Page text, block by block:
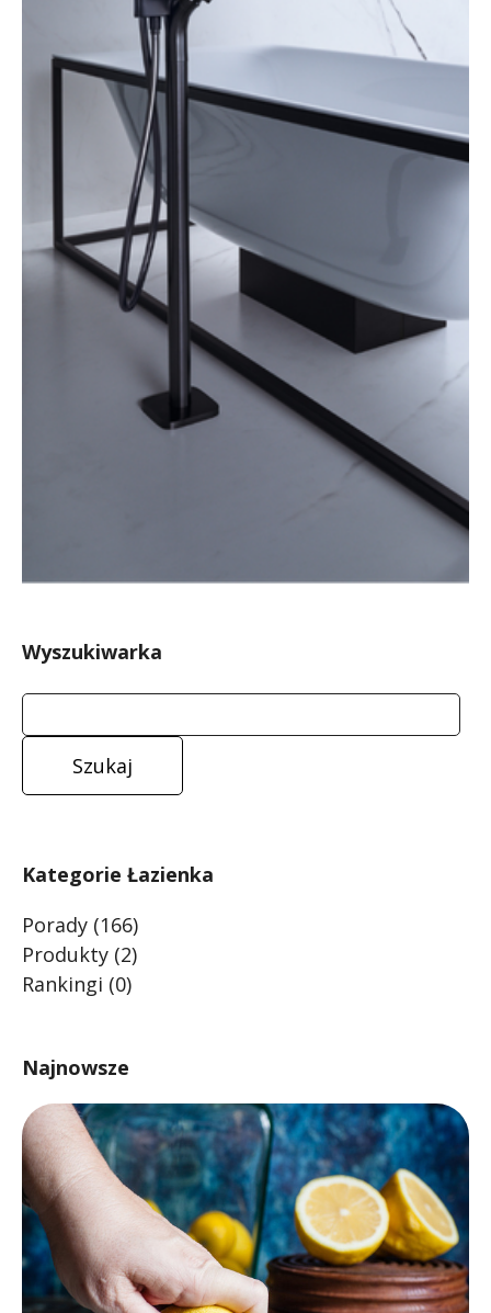
Wyszukiwarka
Kategorie Łazienka
Porady (166)
Produkty (2)
Rankingi (0)
Najnowsze